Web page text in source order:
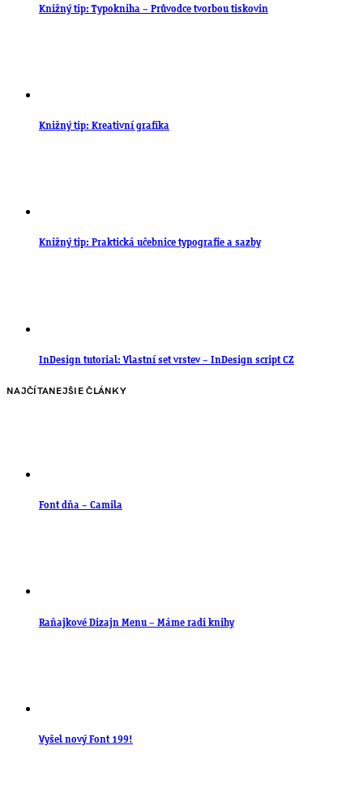
Knižný tip: Typokniha – Průvodce tvorbou tiskovin
Knižný tip: Kreativní grafika
Knižný tip: Praktická učebnice typografie a sazby
InDesign tutorial: Vlastní set vrstev – InDesign script CZ
NAJČÍTANEJŠIE ČLÁNKY
Font dňa – Camila
Raňajkové Dizajn Menu – Máme radi knihy
Vyšel nový Font 199!